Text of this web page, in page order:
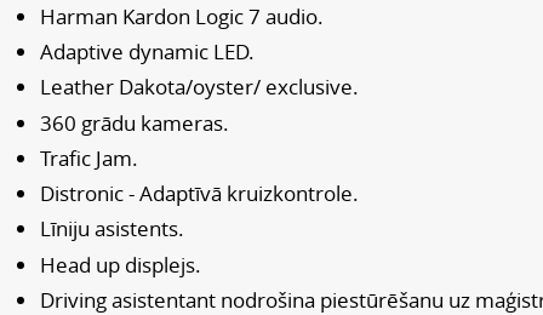
Harman Kardon Logic 7 audio.
Adaptive dynamic LED.
Leather Dakota/oyster/ exclusive.
360 grādu kameras.
Trafic Jam.
Distronic - Adaptīvā kruizkontrole.
Līniju asistents.
Head up displejs.
Driving asistentant nodrošina piestūrēšanu uz